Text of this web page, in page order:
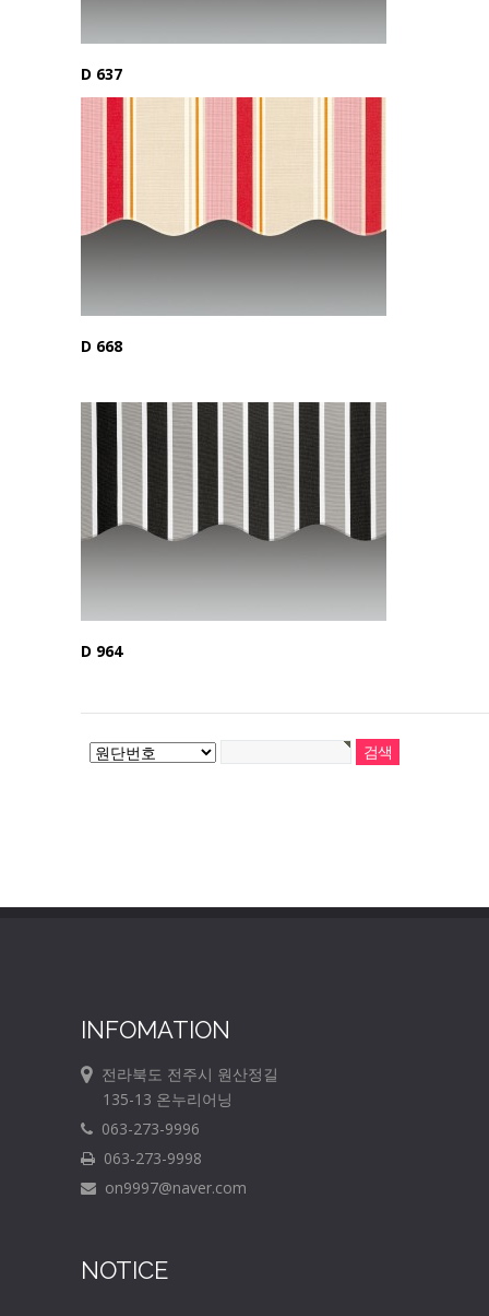
D 637
D 668
D 964
INFOMATION
전라북도 전주시 원산정길
135-13 온누리어닝
063-273-9996
063-273-9998
on9997@naver.com
NOTICE